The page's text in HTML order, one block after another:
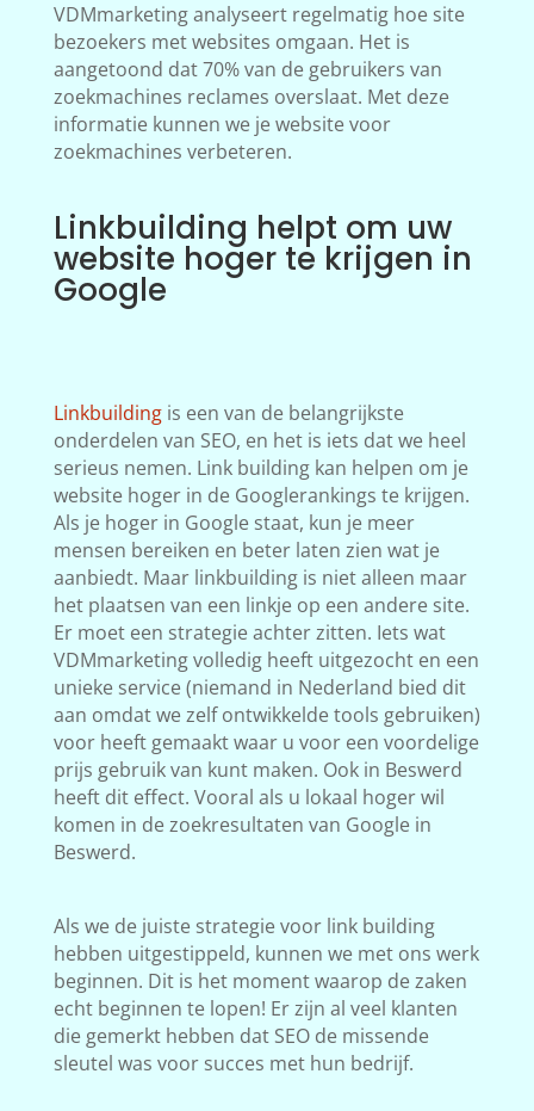
VDMmarketing analyseert regelmatig hoe site
bezoekers met websites omgaan. Het is
aangetoond dat 70% van de gebruikers van
zoekmachines reclames overslaat. Met deze
informatie kunnen we je website voor
zoekmachines verbeteren.
Linkbuilding helpt om uw
website hoger te krijgen in
Google
Linkbuildingis een van de belangrijkste
onderdelen van SEO, en het is iets dat we heel
serieus nemen. Link building kan helpen om je
website hoger in de Googlerankings te krijgen.
Als je hoger in Google staat, kun je meer
mensen bereiken en beter laten zien wat je
aanbiedt. Maar linkbuilding is niet alleen maar
het plaatsen van een linkje op een andere site.
Er moet een strategie achter zitten. Iets wat
VDMmarketing volledig heeft uitgezocht en een
unieke service (niemand in Nederland bied dit
aan omdat we zelf ontwikkelde tools gebruiken)
voor heeft gemaakt waar u voor een voordelige
prijs gebruik van kunt maken. Ook in Beswerd
heeft dit effect. Vooral als u lokaal hoger wil
komen in de zoekresultaten van Google in
Beswerd.
Als we de juiste strategie voor link building
hebben uitgestippeld, kunnen we met ons werk
beginnen. Dit is het moment waarop de zaken
echt beginnen te lopen! Er zijn al veel klanten
die gemerkt hebben dat SEO de missende
sleutel was voor succes met hun bedrijf.